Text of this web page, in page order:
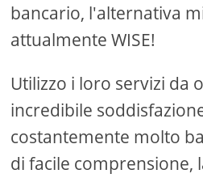
bancario, l'alternativa
attualmente WISE!
Utilizzo i loro servizi da
incredibile
costantemente molto
di facile comprensione,